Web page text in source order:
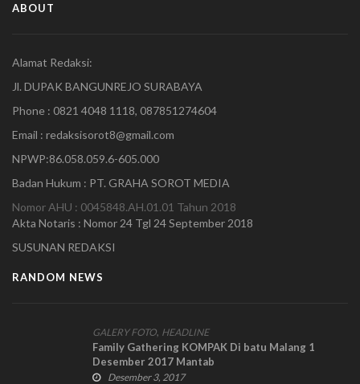
ABOUT
Alamat Redaksi:
Jl. DUPAK BANGUNREJO SURABAYA
Phone : 0821 4048 1118, 087851274604
Email : redaksisorot8@gmail.com
NPWP:86.058.059.6-605.000
Badan Hukum : PT. GRAHA SOROT MEDIA
Nomor AHU : 0045848.AH.01.01 Tahun 2018
Akta Notaris : Nomor 24 Tgl 24 September 2018
SUSUNAN REDAKSI
RANDOM NEWS
GALERY FOTO, HEADLINE
Family Gathering KOMPAK Di batu Malang 1
Desember 2017 Mantab
Desember 3, 2017